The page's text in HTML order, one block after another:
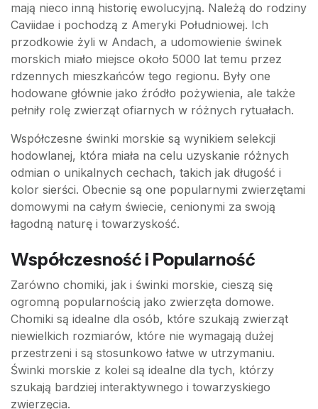
mają nieco inną historię ewolucyjną. Należą do rodziny
Caviidae i pochodzą z Ameryki Południowej. Ich
przodkowie żyli w Andach, a udomowienie świnek
morskich miało miejsce około 5000 lat temu przez
rdzennych mieszkańców tego regionu. Były one
hodowane głównie jako źródło pożywienia, ale także
pełniły rolę zwierząt ofiarnych w różnych rytuałach.
Współczesne świnki morskie są wynikiem selekcji
hodowlanej, która miała na celu uzyskanie różnych
odmian o unikalnych cechach, takich jak długość i
kolor sierści. Obecnie są one popularnymi zwierzętami
domowymi na całym świecie, cenionymi za swoją
łagodną naturę i towarzyskość.
Współczesność i Popularność
Zarówno chomiki, jak i świnki morskie, cieszą się
ogromną popularnością jako zwierzęta domowe.
Chomiki są idealne dla osób, które szukają zwierząt
niewielkich rozmiarów, które nie wymagają dużej
przestrzeni i są stosunkowo łatwe w utrzymaniu.
Świnki morskie z kolei są idealne dla tych, którzy
szukają bardziej interaktywnego i towarzyskiego
zwierzęcia.